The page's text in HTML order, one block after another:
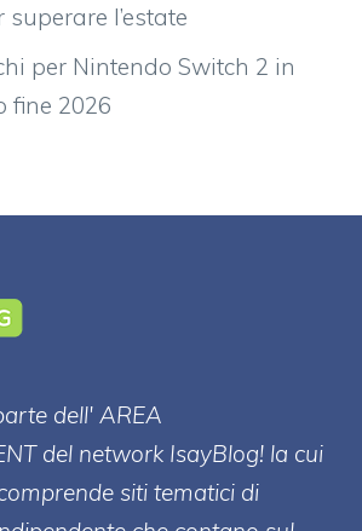
l’estate
per Nintendo Switch 2 in
fine 2026
dell' AREA
del network IsayBlog! la cui
siti tematici di